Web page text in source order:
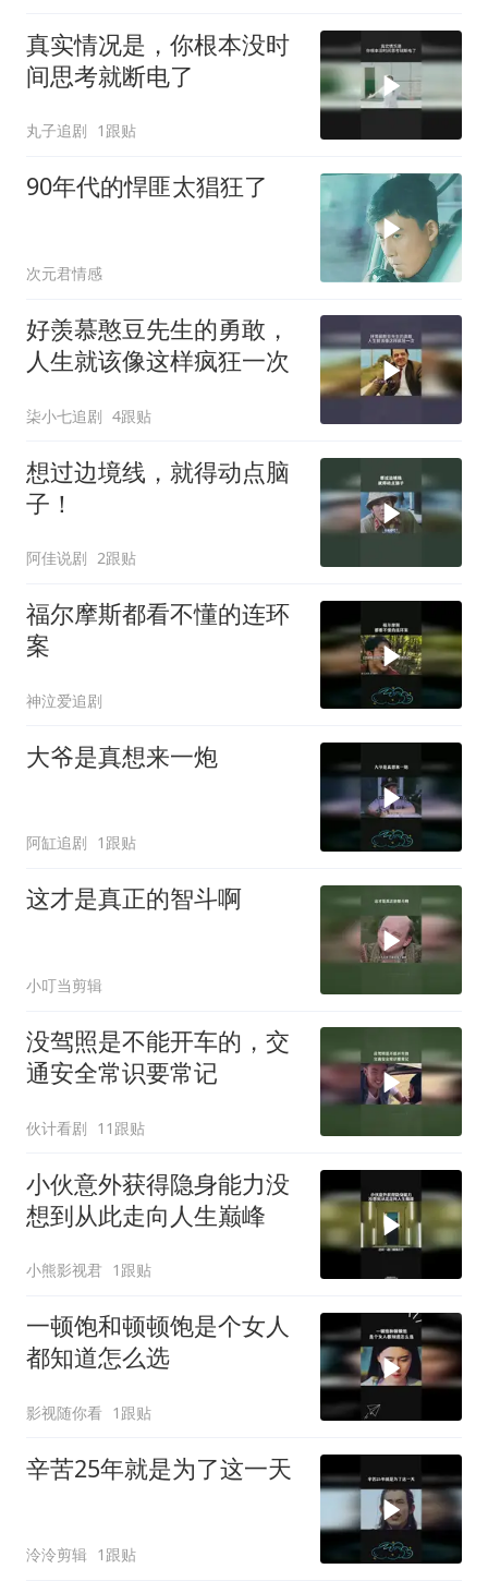
真实情况是，你根本没时
间思考就断电了
丸子追剧 1跟贴
90年代的悍匪太猖狂了
次元君情感
好羡慕憨豆先生的勇敢，
人生就该像这样疯狂一次
柒小七追剧 4跟贴
想过边境线，就得动点脑
子！
阿佳说剧 2跟贴
福尔摩斯都看不懂的连环
案
神泣爱追剧
大爷是真想来一炮
阿缸追剧 1跟贴
这才是真正的智斗啊
小叮当剪辑
没驾照是不能开车的，交
通安全常识要常记
伙计看剧 11跟贴
小伙意外获得隐身能力没
想到从此走向人生巅峰
小熊影视君 1跟贴
一顿饱和顿顿饱是个女人
都知道怎么选
影视随你看 1跟贴
辛苦25年就是为了这一天
泠泠剪辑 1跟贴